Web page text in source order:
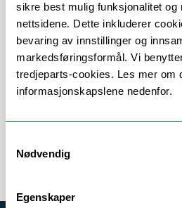
sikre best mulig funksjonalitet og
nettsidene. Dette inkluderer
bevaring av innstillinger og
markedsføringsformål. Vi
tredjeparts-cookies. Les mer om
informasjonskapslene nedenfor.
Nødvendig
Egenskaper
Om
Forskning og
Publikasjoner